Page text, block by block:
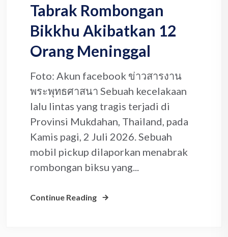
Tabrak Rombongan
Bikkhu Akibatkan 12
Orang Meninggal
Foto: Akun facebook ข่าวสารงาน
พระพุทธศาสนา Sebuah kecelakaan
lalu lintas yang tragis terjadi di
Provinsi Mukdahan, Thailand, pada
Kamis pagi, 2 Juli 2026. Sebuah
mobil pickup dilaporkan menabrak
rombongan biksu yang...
Continue Reading